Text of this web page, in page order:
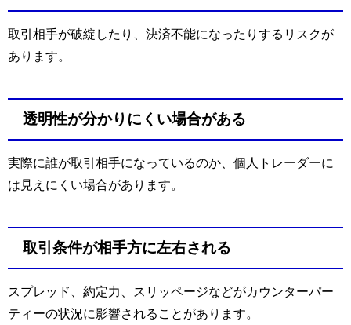
取引相手が破綻したり、決済不能になったりするリスクが
あります。
透明性が分かりにくい場合がある
実際に誰が取引相手になっているのか、個人トレーダーに
は見えにくい場合があります。
取引条件が相手方に左右される
スプレッド、約定力、スリッページなどがカウンターパー
ティーの状況に影響されることがあります。